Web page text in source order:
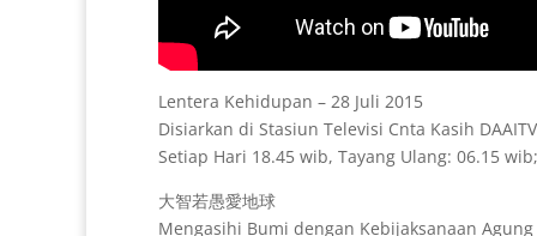
Lentera Kehidupan – 28 Juli 2015
Disiarkan di Stasiun Televisi Cnta Kasih
Setiap Hari 18.45 wib, Tayang Ulang: 06.15
大智若愚愛地球
Mengasihi Bumi dengan Kebijaksanaan Agung